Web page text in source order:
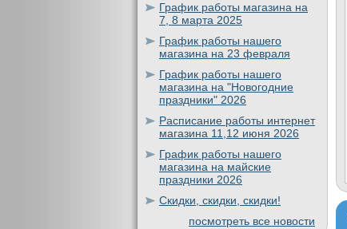
График работы магазина на
7, 8 марта 2025
График работы нашего
магазина на 23 февраля
График работы нашего
магазина на "Новогодние
праздники" 2026
Расписание работы интернет
магазина 11,12 июня 2026
График работы нашего
магазина на майские
праздники 2026
Скидки, скидки, скидки!
посмотреть все новости